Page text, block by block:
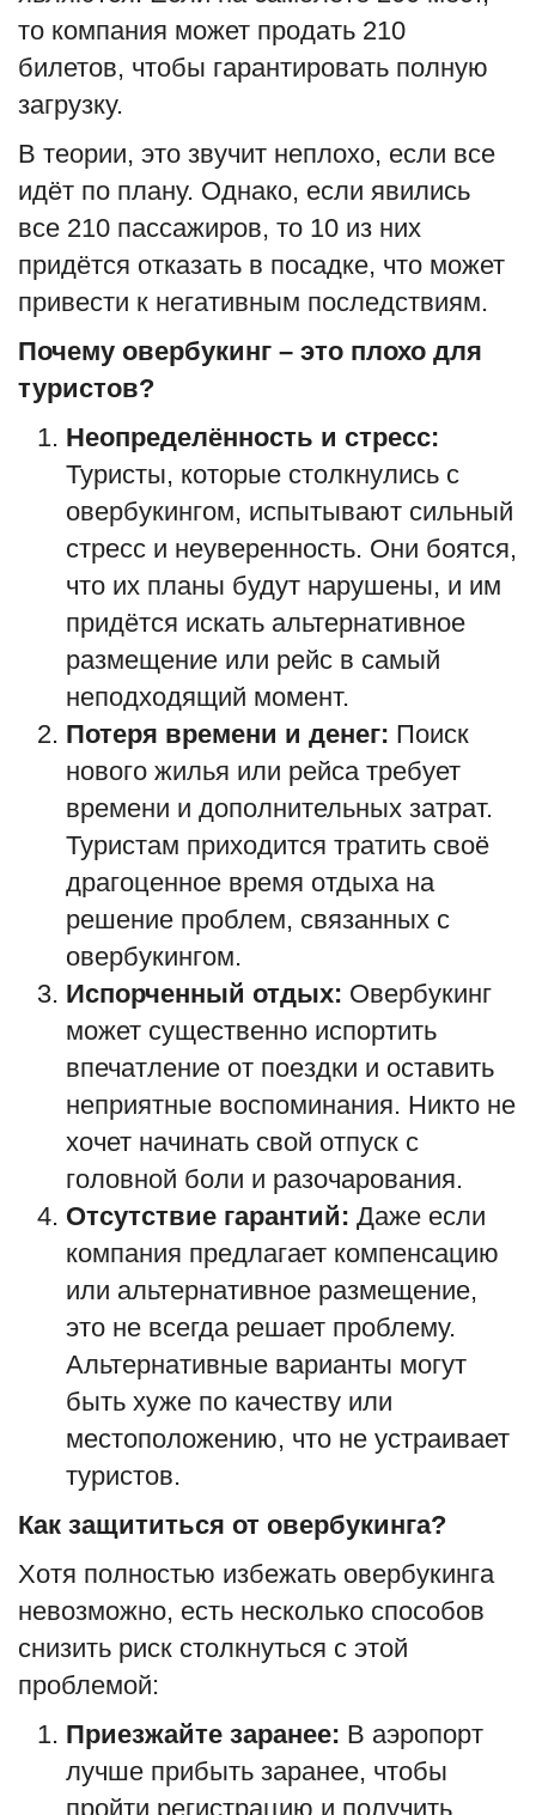
то компания может продать 210
билетов, чтобы гарантировать полную
загрузку.
В теории, это звучит неплохо, если все
идёт по плану. Однако, если явились
все 210 пассажиров, то 10 из них
придётся отказать в посадке, что может
привести к негативным последствиям.
Почему овербукинг – это плохо для
туристов?
Неопределённость и стресс:
Туристы, которые столкнулись с
овербукингом, испытывают сильный
стресс и неуверенность. Они боятся,
что их планы будут нарушены, и им
придётся искать альтернативное
размещение или рейс в самый
неподходящий момент.
Потеря времени и денег: Поиск
нового жилья или рейса требует
времени и дополнительных затрат.
Туристам приходится тратить своё
драгоценное время отдыха на
решение проблем, связанных с
овербукингом.
Испорченный отдых: Овербукинг
может существенно испортить
впечатление от поездки и оставить
неприятные воспоминания. Никто не
хочет начинать свой отпуск с
головной боли и разочарования.
Отсутствие гарантий: Даже если
компания предлагает компенсацию
или альтернативное размещение,
это не всегда решает проблему.
Альтернативные варианты могут
быть хуже по качеству или
местоположению, что не устраивает
туристов.
Как защититься от овербукинга?
Хотя полностью избежать овербукинга
невозможно, есть несколько способов
снизить риск столкнуться с этой
проблемой:
Приезжайте заранее: В аэропорт
лучше прибыть заранее, чтобы
пройти регистрацию и получить